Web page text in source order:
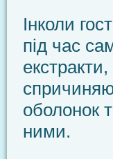
Інколи
під час
оболонок
ними.